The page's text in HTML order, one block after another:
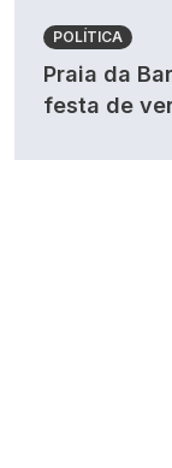
POLÍTICA
Praia da
festa de